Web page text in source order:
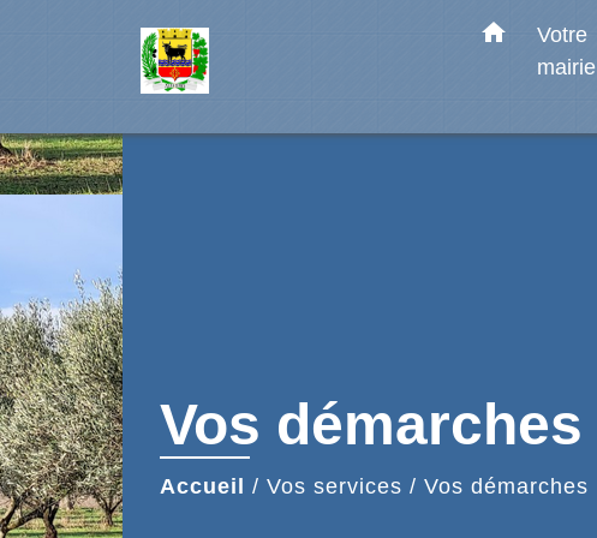
home
Votre
mairie
Vos démarches
Accueil / Vos services / Vos démarches